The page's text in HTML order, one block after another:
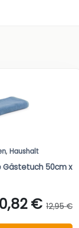
, Haushalt
Gästetuch 50cm x
€ 12,95 €